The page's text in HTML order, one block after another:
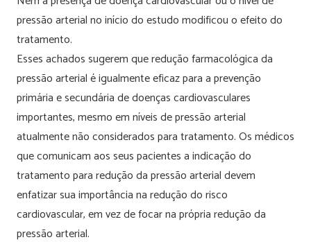
pressão arterial no início do estudo modificou o efeito do
tratamento.
Esses achados sugerem que redução farmacológica da
pressão arterial é igualmente eficaz para a prevenção
primária e secundária de doenças cardiovasculares
importantes, mesmo em níveis de pressão arterial
atualmente não considerados para tratamento. Os médicos
que comunicam aos seus pacientes a indicação do
tratamento para redução da pressão arterial devem
enfatizar sua importância na redução do risco
cardiovascular, em vez de focar na própria redução da
pressão arterial.